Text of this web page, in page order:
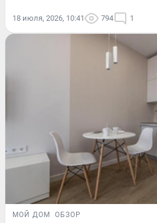
18 июля, 2026, 10:41 794 1
МОЙ ДОМ ОБЗОР